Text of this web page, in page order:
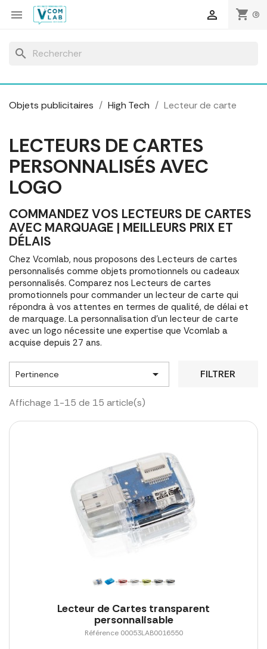
 shopping_cart (0)

search
Objets publicitaires High Tech Lecteur de carte
LECTEURS DE CARTES
PERSONNALISÉS AVEC
LOGO
COMMANDEZ VOS LECTEURS DE CARTES
AVEC MARQUAGE | MEILLEURS PRIX ET
DÉLAIS
Chez Vcomlab, nous proposons des Lecteurs de cartes
personnalisés comme objets promotionnels ou cadeaux
personnalisés. Comparez nos Lecteurs de cartes
promotionnels pour commander un lecteur de carte qui
répondra à vos attentes en termes de qualité, de délai et
de marquage. La personnalisation d'un lecteur de carte
avec un logo nécessite une expertise que Vcomlab a
acquise depuis 27 ans.
Pertinence  FILTRER
Affichage 1-15 de 15 article(s)
Lecteur de Cartes transparent
personnalisable
Référence 00053LAB0016550
Panneau de gestion des cookies